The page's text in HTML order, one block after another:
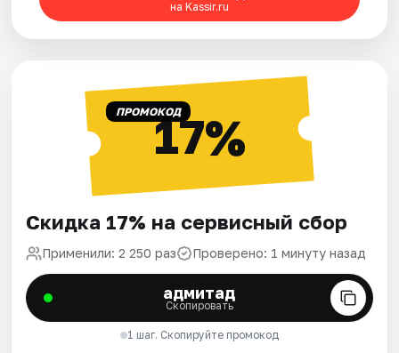
на Kassir.ru
ПРОМОКОД17%
Скидка 17% на сервисный сбор
Применили: 2 250 раз Проверено: 1 минуту назад
адмитад
Скопировать
1 шаг. Скопируйте промокод